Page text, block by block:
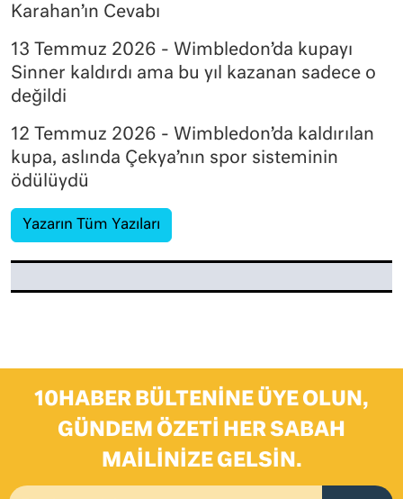
Karahan’ın Cevabı
13 Temmuz 2026 - Wimbledon’da kupayı
Sinner kaldırdı ama bu yıl kazanan sadece o
değildi
12 Temmuz 2026 - Wimbledon’da kaldırılan
kupa, aslında Çekya’nın spor sisteminin
ödülüydü
Yazarın Tüm Yazıları
10HABER BÜLTENINE ÜYE OLUN,
GÜNDEM ÖZETI HER SABAH
MAILINIZE GELSIN.